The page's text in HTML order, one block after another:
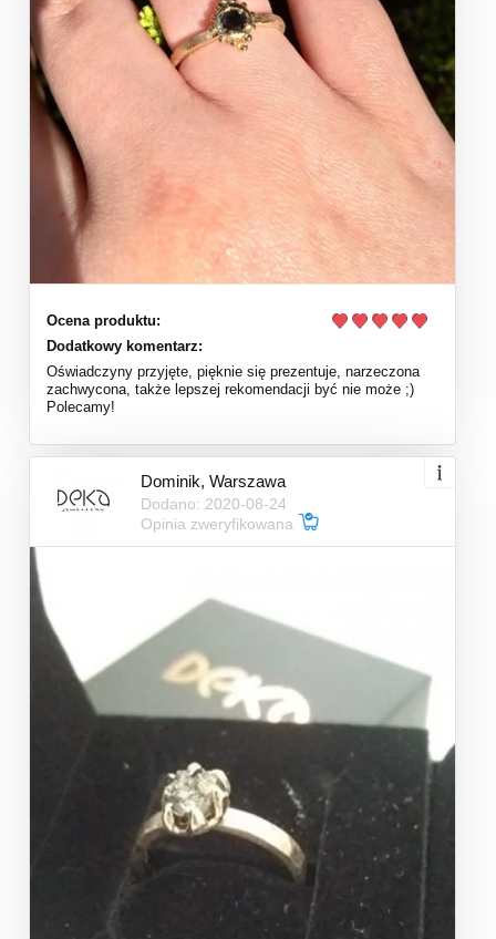
Ocena produktu:
Dodatkowy komentarz:
Oświadczyny przyjęte, pięknie się prezentuje, narzeczona
zachwycona, także lepszej rekomendacji być nie może ;)
Polecamy!
Dominik, Warszawa
Dodano: 2020-08-24
Opinia zweryfikowana